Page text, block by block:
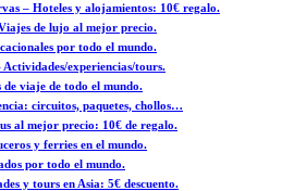
– Hoteles y alojamientos: 10€ regalo.
de lujo al mejor precio.
por todo el mundo.
experiencias/tours.
de viaje de todo el mundo.
circuitos, paquetes, chollos…
al mejor precio: 10€ de regalo.
y ferries en el mundo.
por todo el mundo.
y tours en Asia: 5€ descuento.